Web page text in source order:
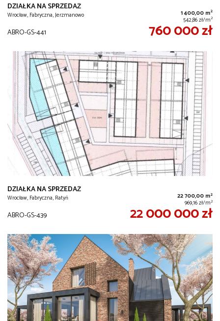
DZIAŁKA NA SPRZEDAŻ
Wrocław, Fabryczna, Jerzmanowo 1 400,00 m2
542,86 zł/m2
ABRO-GS-441 760 000 zł
DZIAŁKA NA SPRZEDAŻ
Wrocław, Fabryczna, Ratyń 22 700,00 m2
969,16 zł/m2
ABRO-GS-439 22 000 000 zł